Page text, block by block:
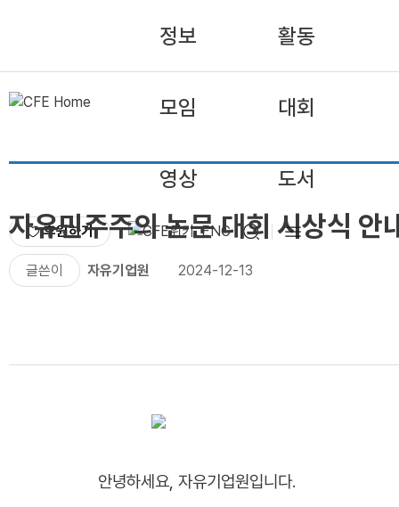
정보 활동
모임 대회
영상 도서
후원하기 ENG
자유민주주의 논문 대회 시상식 안
글쓴이 자유기업원 2024-12-13
안녕하세요, 자유기업원입니다.